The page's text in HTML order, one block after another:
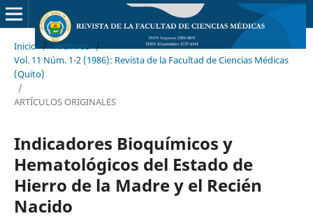
Inicio / Archivos /
Vol. 11 Núm. 1-2 (1986): Revista de la Facultad de Ciencias Médicas
(Quito)
/
ARTÍCULOS ORIGINALES
Indicadores Bioquímicos y
Hematológicos del Estado de
Hierro de la Madre y el Recién
Nacido